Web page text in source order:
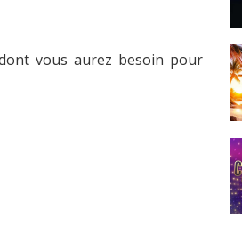
vous aurez besoin pour